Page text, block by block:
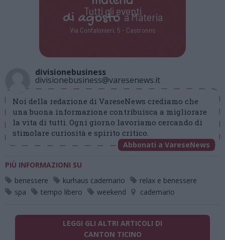
Tutti gli eventi
di agostoa Materia
Via Confalonieri, 5 - Castronno
divisionebusiness
divisionebusiness@varesenews.it
Noi della redazione di VareseNews crediamo che
una buona informazione contribuisca a migliorare
la vita di tutti. Ogni giorno lavoriamo cercando di
stimolare curiosità e spirito critico.
Abbonati a VareseNews
PIÙ INFORMAZIONI SU
benessere
kurhaus cademario
relax e benessere
spa
tempo libero weekend cademario
LEGGI GLI ALTRI ARTICOLI DI
CANTON TICINO